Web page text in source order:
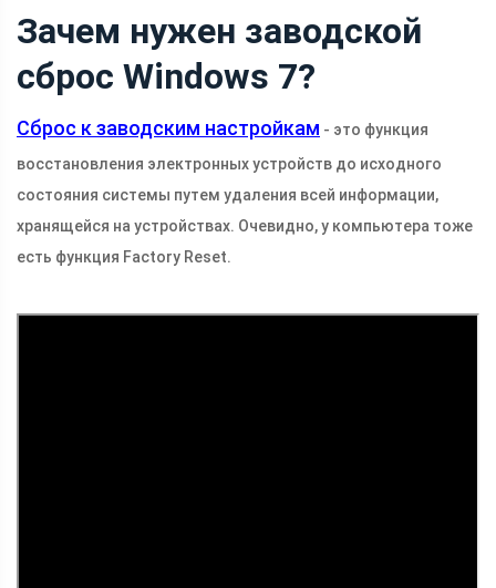
Зачем нужен заводской
сброс Windows 7?
Сброс к заводским настройкам - это функция
восстановления электронных устройств до исходного
состояния системы путем удаления всей информации,
хранящейся на устройствах. Очевидно, у компьютера тоже
есть функция Factory Reset.